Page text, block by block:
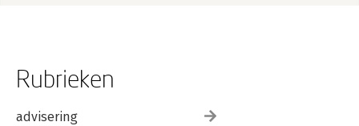
Rubrieken
advisering